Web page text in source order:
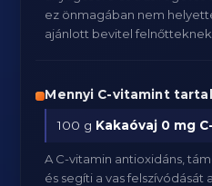
ez önmagában nem
ajánlott bevitel
Mennyi C-vitamint
100 g Kakaóvaj 0 mg
A C-vitamin antioxidáns,
és segíti a vas felszívódását